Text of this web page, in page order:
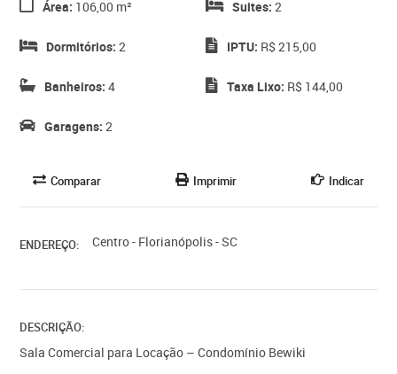
Área: 106,00 m²
Dormitórios: 2
Banheiros: 4
Garagens: 2
Suites: 2
IPTU: R$ 215,00
Taxa Lixo: R$ 144,00
Comparar Imprimir Indicar
ENDEREÇO: Centro - Florianópolis - SC
DESCRIÇÃO:
Sala Comercial para Locação – Condomínio Bewiki